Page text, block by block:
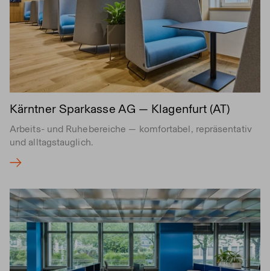
Kärntner Sparkasse AG — Klagenfurt (AT)
Arbeits- und Ruhebereiche — komfortabel, repräsentativ
und alltagstauglich.